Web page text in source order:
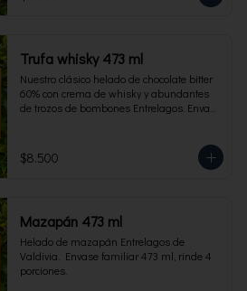
Trufa whisky 473 ml
Nuestro clásico helado de chocolate bitter
60% con crema de whisky y abundantes
de trozos de bombones Entrelagos. Envase
$8.500
Mazapán 473 ml
Helado de mazapán Entrelagos de
Valdivia.  Envase familiar 473 ml, rinde 4
porciones.